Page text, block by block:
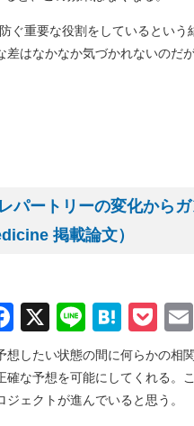
ぐ重要な役割をしているとい
差はなかなか気づかれないのだ
パートリーの変化から
掲載論文）
Facebook
X Line
想したい状態の間に何らかの相
確な予想を可能にしてくれる。
ェクトが進んでいると思う。